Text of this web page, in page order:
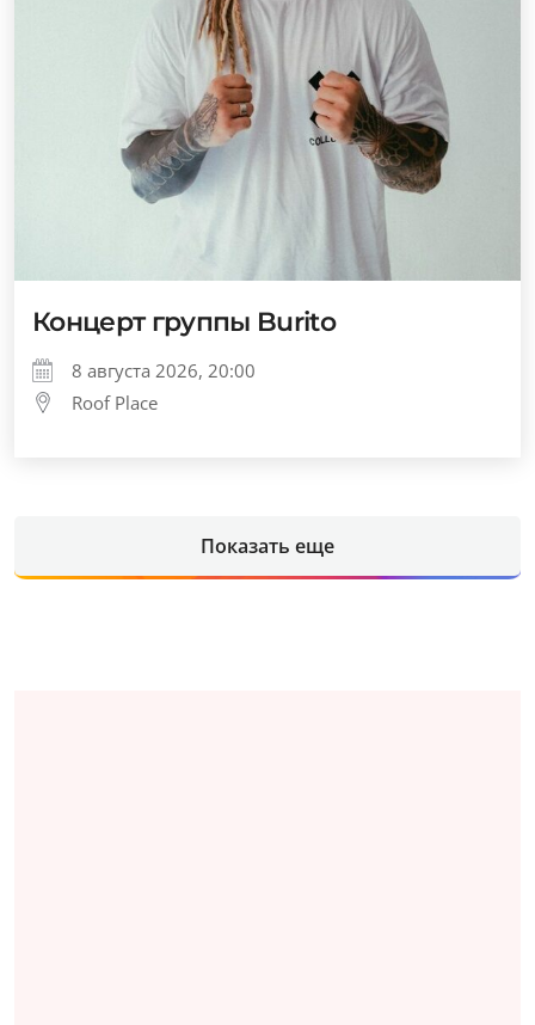
Концерт группы Burito
8 августа 2026, 20:00
Roof Place
Показать еще